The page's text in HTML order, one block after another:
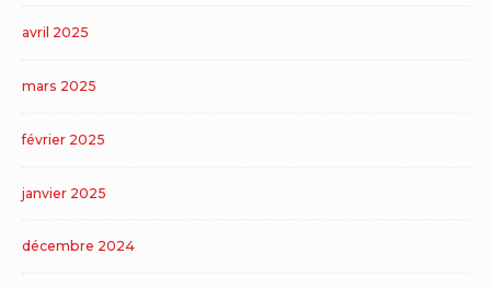
avril 2025
mars 2025
février 2025
janvier 2025
décembre 2024